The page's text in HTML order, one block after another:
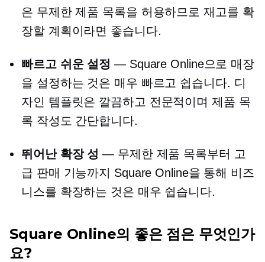
은 무제한 제품 목록을 허용하므로 재고를 확
장할 계획이라면 좋습니다.
빠르고 쉬운 설정 — Square Online으로 매장
을 설정하는 것은 매우 빠르고 쉽습니다. 디
자인 템플릿은 깔끔하고 전문적이며 제품 목
록 작성도 간단합니다.
뛰어난 확장 성 — 무제한 제품 목록부터 고
급 판매 기능까지 Square Online을 통해 비즈
니스를 확장하는 것은 매우 쉽습니다.
Square Online의 좋은 점은 무엇인가
요?